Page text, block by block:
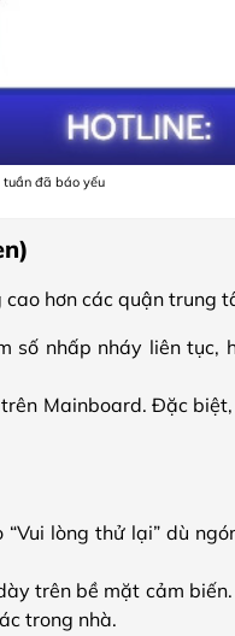
tuần đã báo yếu
cao hơn các quận trung
số nhấp nháy liên tục,
Mainboard. Đặc
lòng thử lại” dù
trên bề mặt cảm
trong nhà.